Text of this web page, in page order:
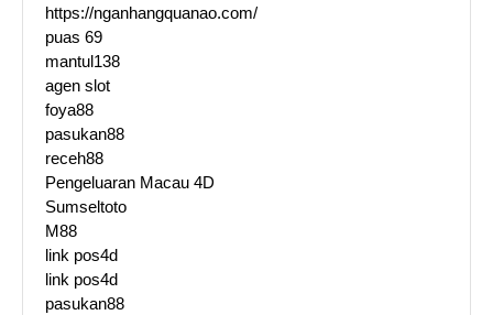
https://nganhangquanao.com/
puas 69
mantul138
agen slot
foya88
pasukan88
receh88
Pengeluaran Macau 4D
Sumseltoto
M88
link pos4d
link pos4d
pasukan88